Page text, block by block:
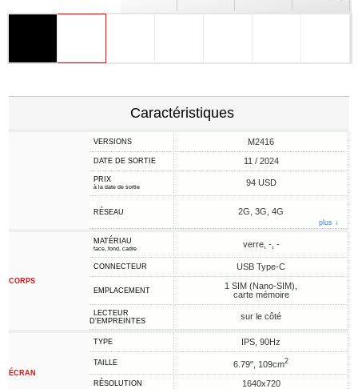
Caractéristiques
VERSIONS M2416
DATE DE SORTIE 11 / 2024
PRIX
à la date de sortie 94 USD
RÉSEAU 2G, 3G, 4G
plus ↓
CORPS
MATÉRIAU
face, fond, cadre verre, -, -
CONNECTEUR USB Type-C
EMPLACEMENT
1 SIM (Nano-SIM),
carte mémoire
LECTEUR
D'EMPREINTES
sur le côté
ÉCRAN
TYPE IPS, 90Hz
TAILLE 6.79", 109cm2
RÉSOLUTION 1640x720